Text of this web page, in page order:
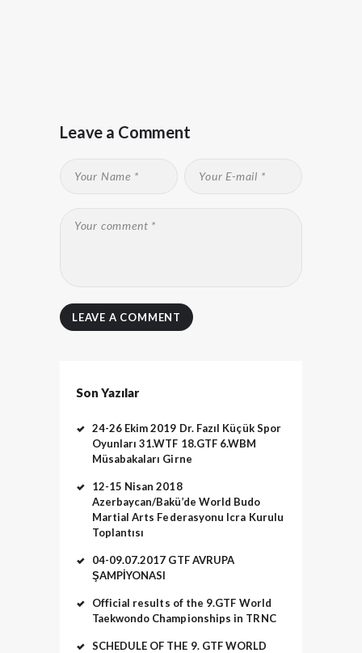
Leave a Comment
Son Yazılar
24-26 Ekim 2019 Dr. Fazıl Küçük Spor
Oyunları 31.WTF 18.GTF 6.WBM
Müsabakaları Girne
12-15 Nisan 2018
Azerbaycan/Bakü’de World Budo
Martial Arts Federasyonu Icra Kurulu
Toplantısı
04-09.07.2017 GTF AVRUPA
ŞAMPİYONASI
Official results of the 9.GTF World
Taekwondo Championships in TRNC
SCHEDULE OF THE 9. GTF WORLD